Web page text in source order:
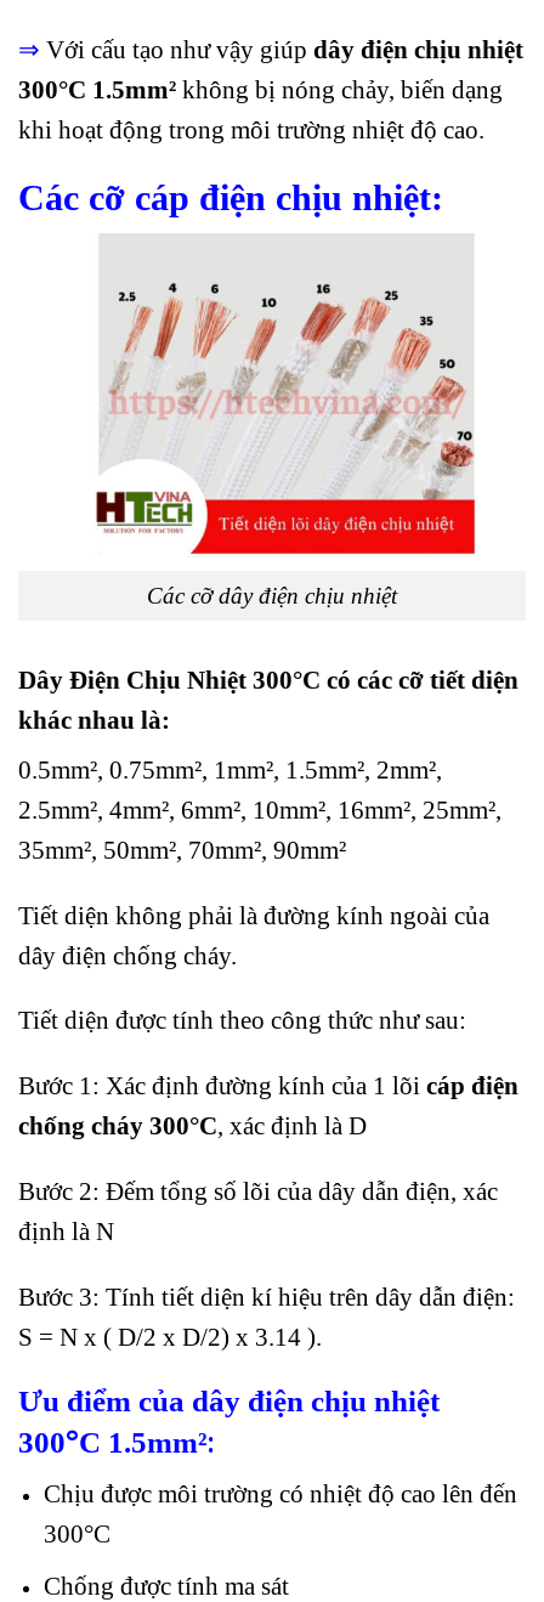
⇒ Với cấu tạo như vậy giúp dây điện chịu nhiệt
300°C 1.5mm² không bị nóng chảy, biến dạng
khi hoạt động trong môi trường nhiệt độ cao.
Các cỡ cáp điện chịu nhiệt:
Các cỡ dây điện chịu nhiệt
Dây Điện Chịu Nhiệt 300°C có các cỡ tiết diện
khác nhau là:
0.5mm², 0.75mm², 1mm², 1.5mm², 2mm²,
2.5mm², 4mm², 6mm², 10mm², 16mm², 25mm²,
35mm², 50mm², 70mm², 90mm²
Tiết diện không phải là đường kính ngoài của
dây điện chống cháy.
Tiết diện được tính theo công thức như sau:
Bước 1: Xác định đường kính của 1 lõi cáp điện
chống cháy 300°C, xác định là D
Bước 2: Đếm tổng số lõi của dây dẫn điện, xác
định là N
Bước 3: Tính tiết diện kí hiệu trên dây dẫn điện:
S = N x ( D/2 x D/2) x 3.14 ).
Ưu điểm của dây điện chịu nhiệt
300°C 1.5mm²:
Chịu được môi trường có nhiệt độ cao lên đến
300°C
Chống được tính ma sát